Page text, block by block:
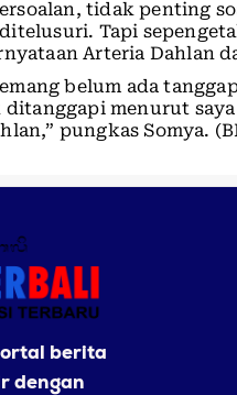
tidak penting
Tapi
Arteria Dahlan
belum ada
menurut
pungkas Somya.
berita
dengan